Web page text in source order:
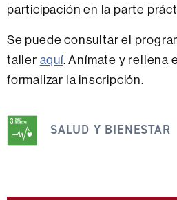
participación en la parte
Se puede consultar el
taller aquí. Anímate y rellena
formalizar la inscripción.
noticia
se
SALUD Y BIENESTAR